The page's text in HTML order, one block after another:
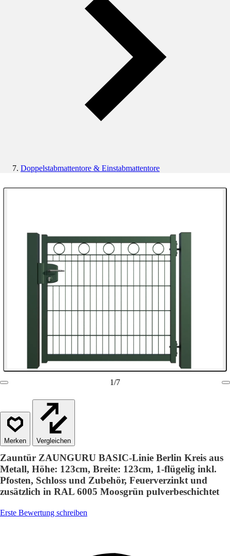
Doppelstabmattentore & Einstabmattentore
1/7
Vergleichen
Zauntür ZAUNGURU BASIC-Linie Berlin Kreis aus
Metall, Höhe: 123cm, Breite: 123cm, 1-flügelig inkl.
Pfosten, Schloss und Zubehör, Feuerverzinkt und
zusätzlich in RAL 6005 Moosgrün pulverbeschichtet
Erste Bewertung schreiben